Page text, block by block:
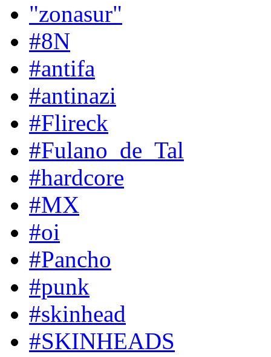
"zonasur"
#8N
#antifa
#antinazi
#Flireck
#Fulano_de_Tal
#hardcore
#MX
#oi
#Pancho
#punk
#skinhead
#SKINHEADS